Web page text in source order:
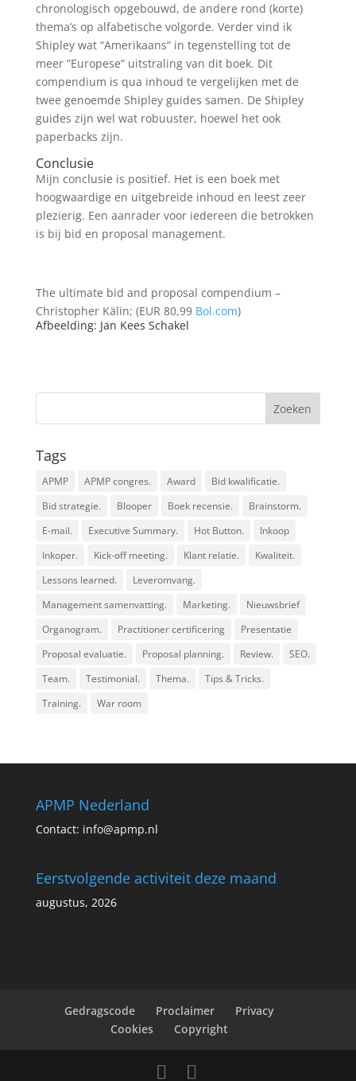
chronologisch opgebouwd, de andere rond (korte)
thema’s op alfabetische volgorde. Verder vind ik
Shipley wat “Amerikaans” in tegenstelling tot de
meer ”Europese” uitstraling van dit boek. Dit
compendium is qua inhoud te vergelijken met de
twee genoemde Shipley guides samen. De Shipley
guides zijn wel wat robuuster, hoewel het ook
paperbacks zijn.
Conclusie
Mijn conclusie is positief. Het is een boek met
hoogwaardige en uitgebreide inhoud en leest zeer
plezierig. Een aanrader voor iedereen die betrokken
is bij bid en proposal management.
The ultimate bid and proposal compendium –
Christopher Kälin; (EUR 80,99 Bol.com)
Afbeelding: Jan Kees Schakel
Tags
APMP APMP congres. Award
Bid kwalificatie.
Bid strategie.
Blooper Boek recensie.
Brainstorm.
E-mail.
Executive Summary. Hot Button.
Inkoop
Inkoper.
Kick-off meeting. Klant relatie.
Kwaliteit.
Lessons learned.
Leveromvang.
Management samenvatting.
Marketing.
Nieuwsbrief
Organogram.
Practitioner certificering
Presentatie
Proposal evaluatie.
Proposal planning. Review.
SEO.
Team.
Testimonial. Thema.
Tips & Tricks.
Training.
War room
APMP Nederland
Contact: info@apmp.nl
Eerstvolgende activiteit deze maand
augustus, 2026
Gedragscode Proclaimer
Privacy
Cookies
Copyright